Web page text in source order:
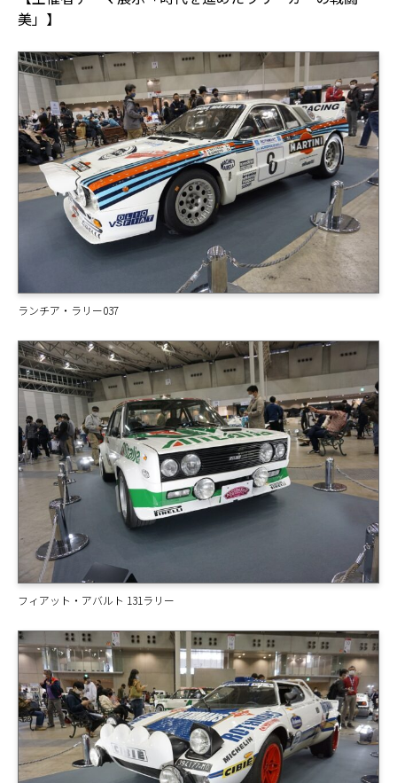
美」】
ランチア・ラリー037
フィアット・アバルト 131ラリー